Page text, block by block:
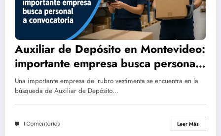
Auxiliar de Depósito en Montevideo:
importante empresa busca personal
a convocatoria
Una importante empresa del rubro vestimenta se encuentra en la
búsqueda de Auxiliar de Depósito…
1 Comentarios Leer Más